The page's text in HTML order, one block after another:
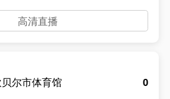
高清直播
尔市体育馆
0